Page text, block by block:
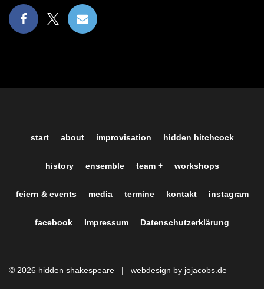
start about improvisation hidden hitchcock
history ensemble team + workshops
feiern & events media termine kontakt instagram
facebook Impressum Datenschutzerklärung
© 2026 hidden shakespeare | webdesign by jojacobs.de